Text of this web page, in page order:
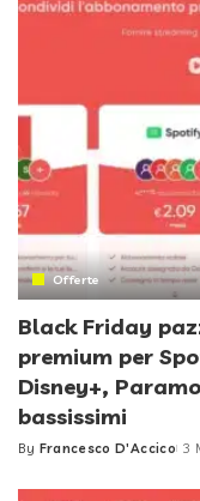
Offerte
Black Friday
premium per
Disney+,
bassissimi
Posted
By Francesco D'Accico 3